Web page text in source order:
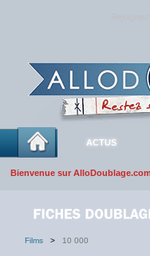
ACTUS
Bienvenue sur AlloDoublage.com
Films > 10 000